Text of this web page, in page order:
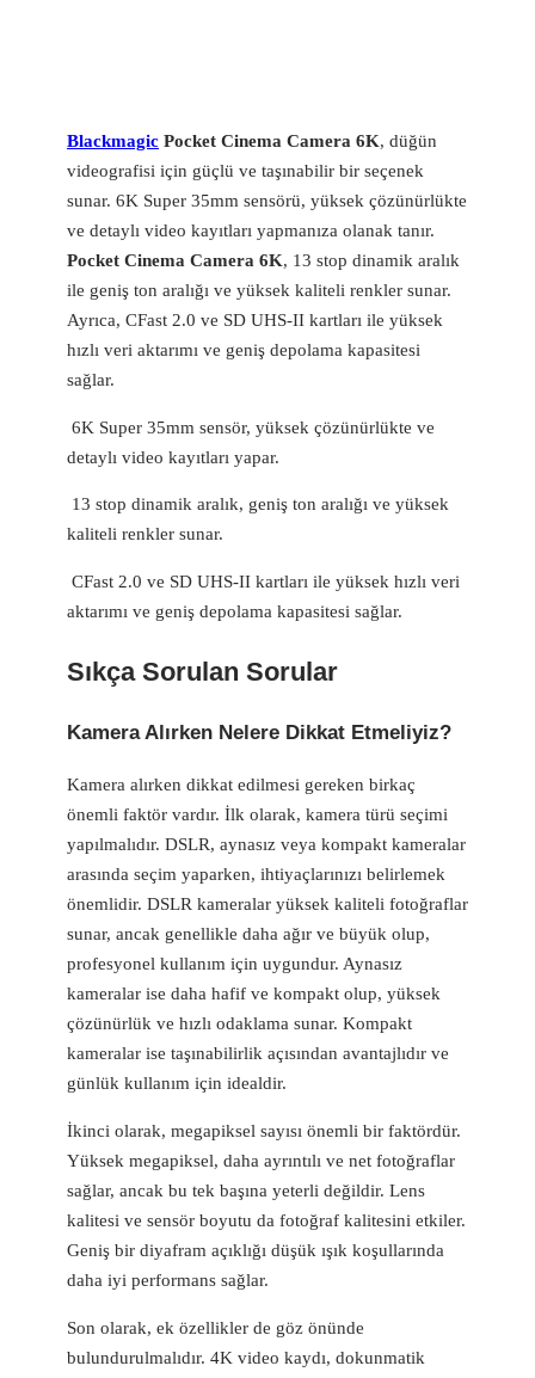
Blackmagic Pocket Cinema Camera 6K, düğün
videografisi için güçlü ve taşınabilir bir seçenek
sunar. 6K Super 35mm sensörü, yüksek çözünürlükte
ve detaylı video kayıtları yapmanıza olanak tanır.
Pocket Cinema Camera 6K, 13 stop dinamik aralık
ile geniş ton aralığı ve yüksek kaliteli renkler sunar.
Ayrıca, CFast 2.0 ve SD UHS-II kartları ile yüksek
hızlı veri aktarımı ve geniş depolama kapasitesi
sağlar.
6K Super 35mm sensör, yüksek çözünürlükte ve
detaylı video kayıtları yapar.
13 stop dinamik aralık, geniş ton aralığı ve yüksek
kaliteli renkler sunar.
CFast 2.0 ve SD UHS-II kartları ile yüksek hızlı veri
aktarımı ve geniş depolama kapasitesi sağlar.
Sıkça Sorulan Sorular
Kamera Alırken Nelere Dikkat Etmeliyiz?
Kamera alırken dikkat edilmesi gereken birkaç
önemli faktör vardır. İlk olarak, kamera türü seçimi
yapılmalıdır. DSLR, aynasız veya kompakt kameralar
arasında seçim yaparken, ihtiyaçlarınızı belirlemek
önemlidir. DSLR kameralar yüksek kaliteli fotoğraflar
sunar, ancak genellikle daha ağır ve büyük olup,
profesyonel kullanım için uygundur. Aynasız
kameralar ise daha hafif ve kompakt olup, yüksek
çözünürlük ve hızlı odaklama sunar. Kompakt
kameralar ise taşınabilirlik açısından avantajlıdır ve
günlük kullanım için idealdir.
İkinci olarak, megapiksel sayısı önemli bir faktördür.
Yüksek megapiksel, daha ayrıntılı ve net fotoğraflar
sağlar, ancak bu tek başına yeterli değildir. Lens
kalitesi ve sensör boyutu da fotoğraf kalitesini etkiler.
Geniş bir diyafram açıklığı düşük ışık koşullarında
daha iyi performans sağlar.
Son olarak, ek özellikler de göz önünde
bulundurulmalıdır. 4K video kaydı, dokunmatik